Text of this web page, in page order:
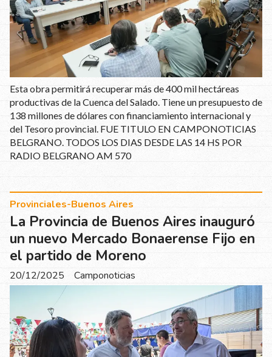
Esta obra permitirá recuperar más de 400 mil hectáreas
productivas de la Cuenca del Salado. Tiene un presupuesto de
138 millones de dólares con financiamiento internacional y
del Tesoro provincial. FUE TITULO EN CAMPONOTICIAS
BELGRANO. TODOS LOS DIAS DESDE LAS 14 HS POR
RADIO BELGRANO AM 570
La Provincia de Buenos Aires inauguró
un nuevo Mercado Bonaerense Fijo en
el partido de Moreno
Camponoticias
Provinciales-Buenos Aires
20/12/2025